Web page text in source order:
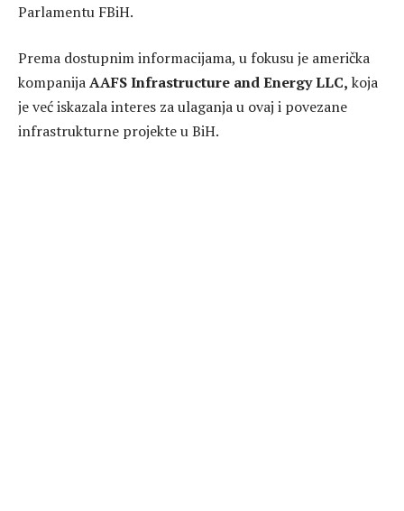
Parlamentu FBiH.
Prema dostupnim informacijama, u fokusu je američka
kompanijaAAFS Infrastructure and Energy LLC, koja
je već iskazala interes za ulaganja u ovaj i povezane
infrastrukturne projekte u BiH.